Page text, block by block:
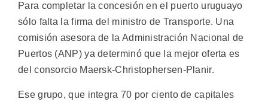
Para completar la concesión en el puerto uruguayo
sólo falta la firma del ministro de Transporte. Una
comisión asesora de la Administración Nacional de
Puertos (ANP) ya determinó que la mejor oferta es
del consorcio Maersk-Christophersen-Planir.
Ese grupo, que integra 70 por ciento de capitales